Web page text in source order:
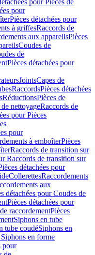
pour Pièces de
pour
Pièces détachées pour
à griffesRaccords de
aux appareilsPièces
Coudes de
de
Pièces détachées pour
JointsCapes de
RaccordsPièces détachées
RéductionsPièces de
nettoyageRaccords de
pour Pièces
pour
à emboîterPièces
Raccords de transition sur
Raccords de transition sur
détachées pour
CollerettesRaccordements
aux
détachées pour Coudes de
Pièces détachées pour
raccordementPièces
Siphons en tube
tube coudéSiphons en
en forme
pour